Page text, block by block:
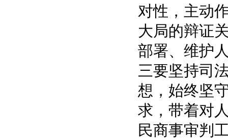
对性，主动
大局的辩证
部署、维护
三要坚持司
想，始终坚
求，带着对
民商事审判